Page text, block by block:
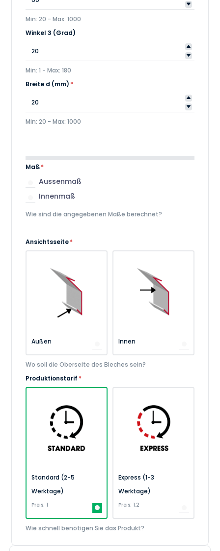
Min: 20 - Max: 1000
Winkel 3 (Grad)
Min: 1 - Max: 180
Breite d (mm) *
Min: 20 - Max: 1000
Maß*
Aussenmaß
Innenmaß
Wie sind die angegebenen Maße berechnet?
Ansichtsseite*
Außen Innen
Wo soll die Oberseite des Bleches sein?
Produktionstarif *
Standard (2-5
Werktage)
Preis: 1
Express (1-3
Werktage)
Preis: 1.2
Wie schnell benötigen Sie das Produkt?